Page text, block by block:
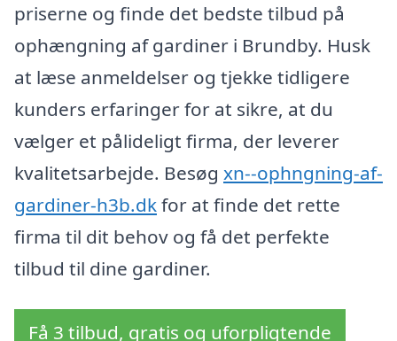
priserne og finde det bedste tilbud på
ophængning af gardiner i Brundby. Husk
at læse anmeldelser og tjekke tidligere
kunders erfaringer for at sikre, at du
vælger et pålideligt firma, der leverer
kvalitetsarbejde. Besøg xn--ophngning-af-
gardiner-h3b.dkfor at finde det rette
firma til dit behov og få det perfekte
tilbud til dine gardiner.
Få 3 tilbud, gratis og uforpligtende